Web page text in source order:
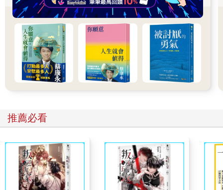
下一行，寫道：「寫這些日記的人，再重新踏上阿根廷的土地
時，就已經離我們而遠去。我，重新整理和潤色這些日記的人，
早已不再是當年的那個我。」一場自我放逐式的摩托車旅行，足
以改變對一切事物的看法，重塑對世界的認識與內在價值。藉由
實際走一遭這種直接而細膩的方式，在腳底下這片土地踏上深刻
烙印，如果世上任何一種形式的存在，不曾與之產生牽絆與聯繫
的共鳴，那它的存在便也毫無意義。
Norton 500摩托車，展開漫長的拉丁美洲穿越之旅。他目光所及
盡是人們生活中的沉重與苦痛，感受的是財閥的壓迫與剝削，觸
動心底的是人們渾然天成的樂觀及純樸，震撼的是古印加文明過
去的輝煌與如今數不盡的滄桑。而經歷一甲子漫長的時間維度，
橫跨太平洋來到世界的彼端，著眼於世界人口最多、發展速度最
快的國家「中國」，又將看見什麼樣的景色？五千年文化的歷史
底蘊？紅色革命理想的實踐？或是，至今仍舊隨處彌漫充斥著，
推薦必看